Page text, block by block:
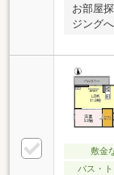
お部屋
ジングへ
敷金
バス・